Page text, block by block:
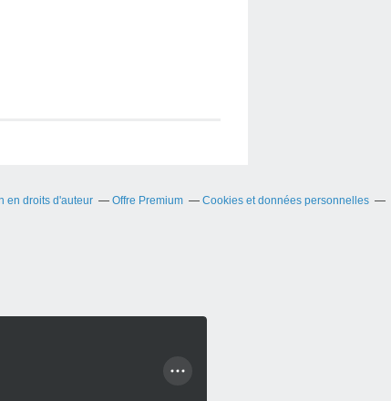
en droits d'auteur Offre Premium
Cookies et données personnelles